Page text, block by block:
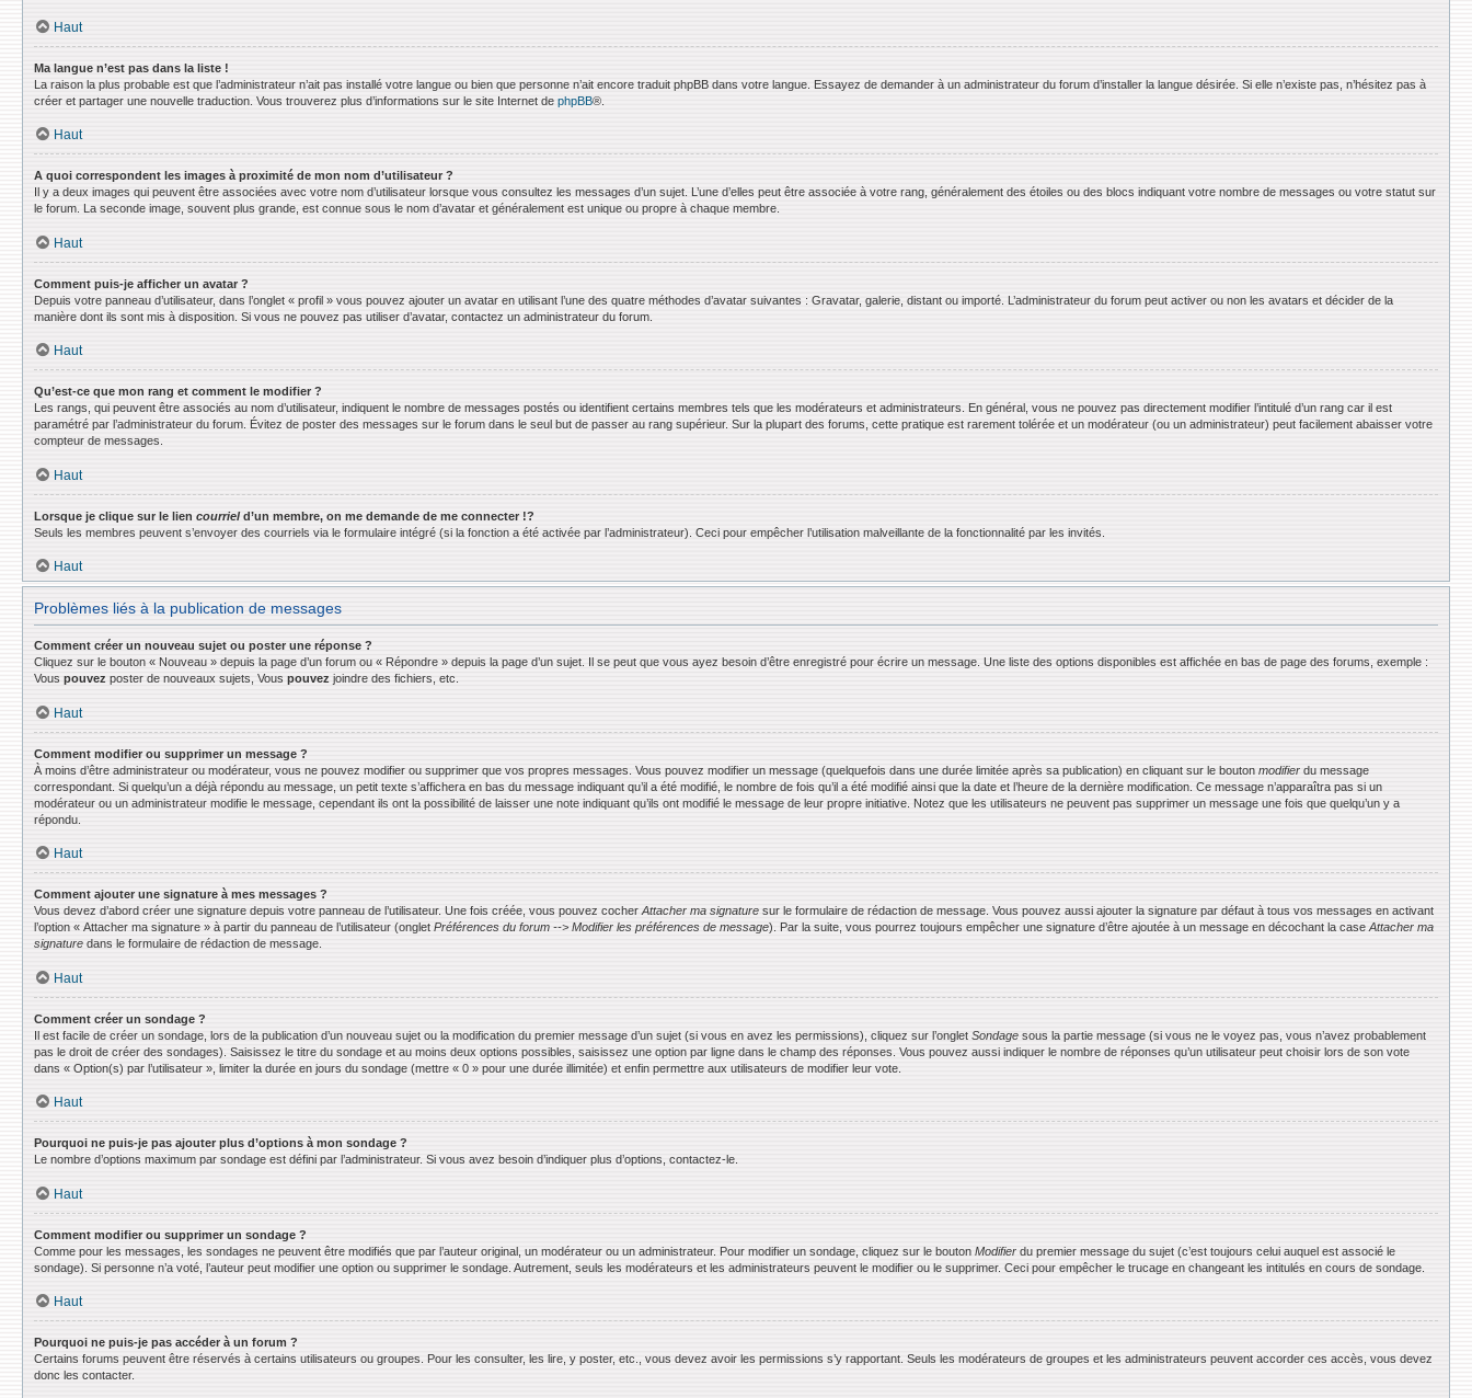
Haut
Ma langue n’est pas dans la liste !
La raison la plus probable est que l’administrateur n’ait pas installé votre langue ou bien que personne n’ait encore traduit phpBB dans votre langue. Essayez de demander à un administrateur du forum d’installer la langue désirée. Si elle n’existe pas, n’hésitez pas à
créer et partager une nouvelle traduction. Vous trouverez plus d’informations sur le site Internet de phpBB®.
Haut
A quoi correspondent les images à proximité de mon nom d’utilisateur ?
Il y a deux images qui peuvent être associées avec votre nom d’utilisateur lorsque vous consultez les messages d’un sujet. L’une d’elles peut être associée à votre rang, généralement des étoiles ou des blocs indiquant votre nombre de messages ou votre statut sur
le forum. La seconde image, souvent plus grande, est connue sous le nom d’avatar et généralement est unique ou propre à chaque membre.
Haut
Comment puis-je afficher un avatar ?
Depuis votre panneau d’utilisateur, dans l’onglet « profil » vous pouvez ajouter un avatar en utilisant l’une des quatre méthodes d’avatar suivantes : Gravatar, galerie, distant ou importé. L’administrateur du forum peut activer ou non les avatars et décider de la
manière dont ils sont mis à disposition. Si vous ne pouvez pas utiliser d’avatar, contactez un administrateur du forum.
Haut
Qu’est-ce que mon rang et comment le modifier ?
Les rangs, qui peuvent être associés au nom d’utilisateur, indiquent le nombre de messages postés ou identifient certains membres tels que les modérateurs et administrateurs. En général, vous ne pouvez pas directement modifier l’intitulé d’un rang car il est
paramétré par l’administrateur du forum. Évitez de poster des messages sur le forum dans le seul but de passer au rang supérieur. Sur la plupart des forums, cette pratique est rarement tolérée et un modérateur (ou un administrateur) peut facilement abaisser votre
compteur de messages.
Haut
Lorsque je clique sur le lien courrield’un membre, on me demande de me connecter !?
Seuls les membres peuvent s’envoyer des courriels via le formulaire intégré (si la fonction a été activée par l’administrateur). Ceci pour empêcher l’utilisation malveillante de la fonctionnalité par les invités.
Haut
Problèmes liés à la publication de messages
Comment créer un nouveau sujet ou poster une réponse ?
Cliquez sur le bouton « Nouveau » depuis la page d’un forum ou « Répondre » depuis la page d’un sujet. Il se peut que vous ayez besoin d’être enregistré pour écrire un message. Une liste des options disponibles est affichée en bas de page des forums, exemple :
Vous pouvez poster de nouveaux sujets, Vous pouvez joindre des fichiers, etc.
Haut
Comment modifier ou supprimer un message ?
À moins d’être administrateur ou modérateur, vous ne pouvez modifier ou supprimer que vos propres messages. Vous pouvez modifier un message (quelquefois dans une durée limitée après sa publication) en cliquant sur le bouton modifier du message
correspondant. Si quelqu’un a déjà répondu au message, un petit texte s’affichera en bas du message indiquant qu’il a été modifié, le nombre de fois qu’il a été modifié ainsi que la date et l’heure de la dernière modification. Ce message n’apparaîtra pas si un
modérateur ou un administrateur modifie le message, cependant ils ont la possibilité de laisser une note indiquant qu’ils ont modifié le message de leur propre initiative. Notez que les utilisateurs ne peuvent pas supprimer un message une fois que quelqu’un y a
répondu.
Haut
Comment ajouter une signature à mes messages ?
Vous devez d’abord créer une signature depuis votre panneau de l’utilisateur. Une fois créée, vous pouvez cocher Attacher ma signature sur le formulaire de rédaction de message. Vous pouvez aussi ajouter la signature par défaut à tous vos messages en activant
l’option « Attacher ma signature » à partir du panneau de l’utilisateur (onglet Préférences du forum --> Modifier les préférences de message). Par la suite, vous pourrez toujours empêcher une signature d’être ajoutée à un message en décochant la case Attacher ma
signature dans le formulaire de rédaction de message.
Haut
Comment créer un sondage ?
Il est facile de créer un sondage, lors de la publication d’un nouveau sujet ou la modification du premier message d’un sujet (si vous en avez les permissions), cliquez sur l’onglet Sondage sous la partie message (si vous ne le voyez pas, vous n’avez probablement
pas le droit de créer des sondages). Saisissez le titre du sondage et au moins deux options possibles, saisissez une option par ligne dans le champ des réponses. Vous pouvez aussi indiquer le nombre de réponses qu’un utilisateur peut choisir lors de son vote
dans « Option(s) par l’utilisateur », limiter la durée en jours du sondage (mettre « 0 » pour une durée illimitée) et enfin permettre aux utilisateurs de modifier leur vote.
Haut
Pourquoi ne puis-je pas ajouter plus d’options à mon sondage ?
Le nombre d’options maximum par sondage est défini par l’administrateur. Si vous avez besoin d’indiquer plus d’options, contactez-le.
Haut
Comment modifier ou supprimer un sondage ?
Comme pour les messages, les sondages ne peuvent être modifiés que par l’auteur original, un modérateur ou un administrateur. Pour modifier un sondage, cliquez sur le bouton Modifier du premier message du sujet (c’est toujours celui auquel est associé le
sondage). Si personne n’a voté, l’auteur peut modifier une option ou supprimer le sondage. Autrement, seuls les modérateurs et les administrateurs peuvent le modifier ou le supprimer. Ceci pour empêcher le trucage en changeant les intitulés en cours de sondage.
Haut
Pourquoi ne puis-je pas accéder à un forum ?
Certains forums peuvent être réservés à certains utilisateurs ou groupes. Pour les consulter, les lire, y poster, etc., vous devez avoir les permissions s’y rapportant. Seuls les modérateurs de groupes et les administrateurs peuvent accorder ces accès, vous devez
donc les contacter.